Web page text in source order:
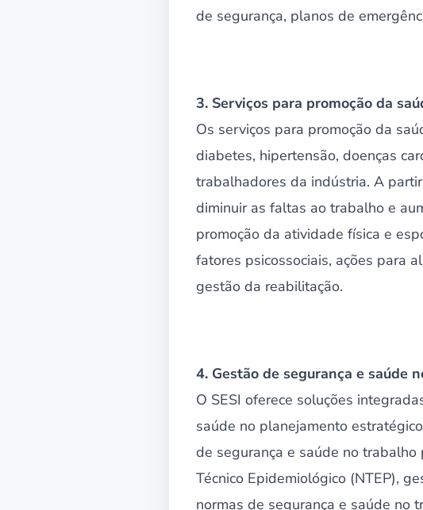
de segurança, planos de
3. Serviços para promoção da
Os serviços para promoção da
diabetes, hipertensão, doenças
trabalhadores da indústria. A
diminuir as faltas ao trabalho e
promoção da atividade física e
fatores psicossociais, ações para
gestão da reabilitação.
4. Gestão de segurança e saúde
O SESI oferece soluções
saúde no planejamento
de segurança e saúde no
Técnico Epidemiológico (NTEP),
normas de segurança e saúde no